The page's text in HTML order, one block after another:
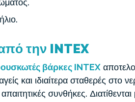
την INTEX
βάρκες INTEX
και ιδιαίτερα σταθερές στο
συνθήκες. Διατίθενται